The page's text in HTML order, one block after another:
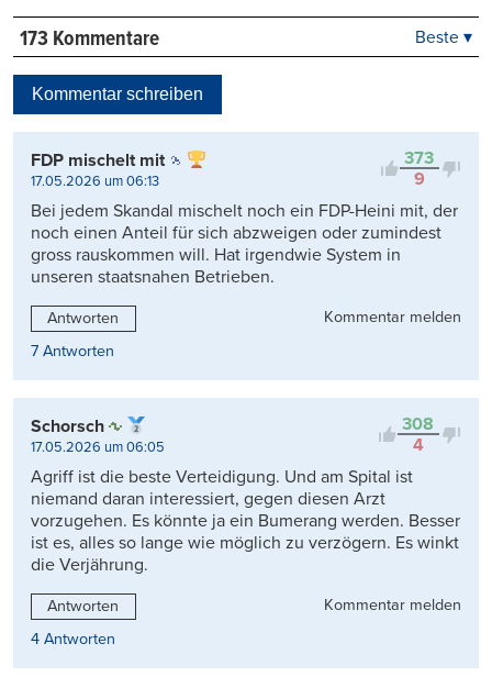
173 Kommentare
Kontrovers
Beste ▾
Kommentar schreiben
373
9
FDP mischelt mit
17.05.2026 um 06:13
Bei jedem Skandal mischelt noch ein FDP-Heini mit, der
noch einen Anteil für sich abzweigen oder zumindest
gross rauskommen will. Hat irgendwie System in
unseren staatsnahen Betrieben.
Antworten
Kommentar melden
7 Antworten
308
4
Schorsch
17.05.2026 um 06:05
Agriff ist die beste Verteidigung. Und am Spital ist
niemand daran interessiert, gegen diesen Arzt
vorzugehen. Es könnte ja ein Bumerang werden. Besser
ist es, alles so lange wie möglich zu verzögern. Es winkt
die Verjährung.
Antworten
Kommentar melden
4 Antworten